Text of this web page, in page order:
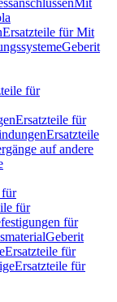
Mit
Ersatzteile für Mit
Geberit
für
Ersatzteile für
Ersatzteile
auf andere
für
für
für
Geberit
Ersatzteile für
Ersatzteile für